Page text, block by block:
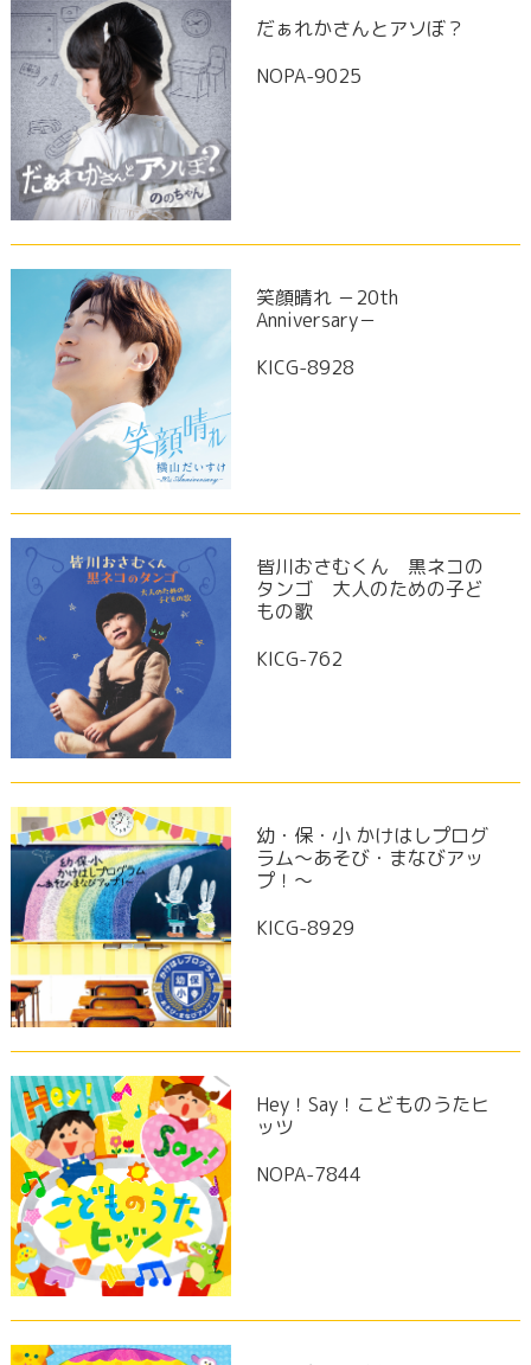
だぁれかさんとアソぼ？
NOPA-9025
笑顔晴れ －20th
Anniversary－
KICG-8928
皆川おさむくん 黒ネコの
タンゴ 大人のための子ど
もの歌
KICG-762
幼・保・小 かけはしプログ
ラム～あそび・まなびアッ
プ！～
KICG-8929
Hey！Say！こどものうたヒ
ッツ
NOPA-7844